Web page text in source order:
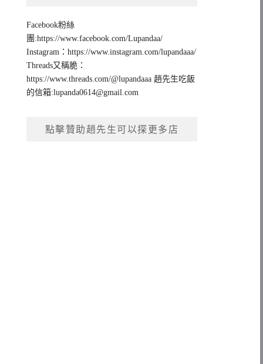
Facebook粉絲
團:https://www.facebook.com/Lupandaa/
Instagram：https://www.instagram.com/lupandaaa/
Threads又稱脆：
https://www.threads.com/@lupandaaa 趙先生吃飯
的信箱:lupanda0614@gmail.com
點擊贊助趙先生可以探更多店